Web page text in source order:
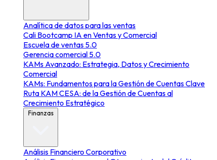
Analítica de datos para las ventas
Cali Bootcamp IA en Ventas y Comercial
Escuela de ventas 5.0
Gerencia comercial 5.0
KAMs Avanzado: Estrategia, Datos y Crecimiento
Comercial
KAMs: Fundamentos para la Gestión de Cuentas Clave
Ruta KAM CESA: de la Gestión de Cuentas al
Crecimiento Estratégico
Finanzas
Análisis Financiero Corporativo